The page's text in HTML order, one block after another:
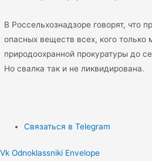
В Россельхознадзоре говорят, что
опасных веществ всех, кого только
природоохранной прокуратуры до
Но свалка так и не ликвидирована.
Связаться в Telegram
Vk Odnoklassniki Envelope